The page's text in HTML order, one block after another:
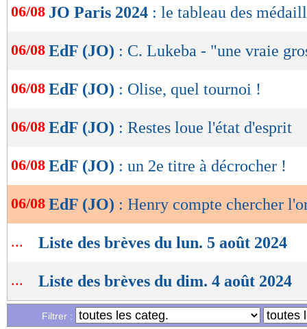
de
OK
06/08 JO Paris 2024 : le tableau des
06/08 EdF (JO) : C. Lukeba - "une vraie
06/08 EdF (JO) : Olise, quel tournoi !
06/08 EdF (JO) : Restes loue l'état d'esprit
06/08 EdF (JO) : un 2e titre à décrocher !
06/08 EdF (JO) : Henry compte chercher
... Liste des brèves du lun. 5 août 2024
... Liste des brèves du dim. 4 août 2024
Filtrer :